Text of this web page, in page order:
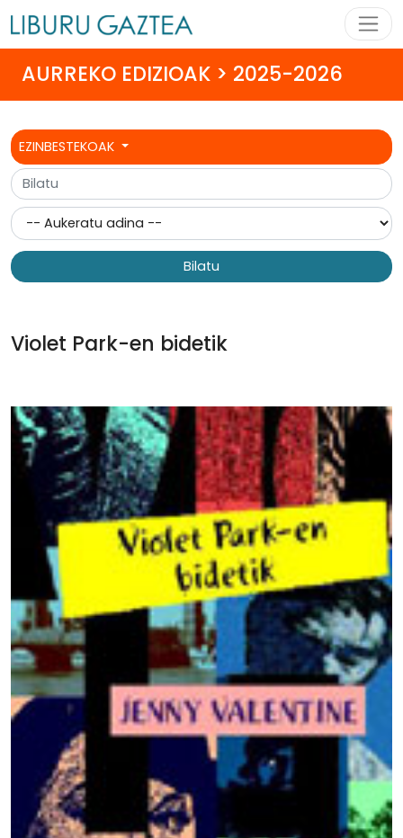
AURREKO EDIZIOAK > 2025-2026
EZINBESTEKOAK
Bilatu
Violet Park-en bidetik